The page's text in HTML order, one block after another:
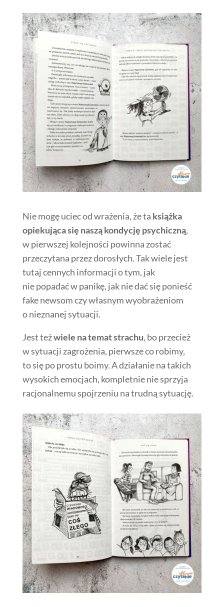
Nie mogę uciec od wrażenia, że ta książka
opiekująca się naszą kondycję psychiczną,
w pierwszej kolejności powinna zostać
przeczytana przez dorosłych. Tak wiele jest
tutaj cennych informacji o tym, jak
nie popadać w panikę, jak nie dać się ponieść
fake newsom czy własnym wyobrażeniom
o nieznanej sytuacji.
Jest teżwiele na temat strachu, bo przecież
w sytuacji zagrożenia, pierwsze co robimy,
to się po prostu boimy. A działanie na takich
wysokich emocjach, kompletnie nie sprzyja
racjonalnemu spojrzeniu na trudną sytuację.